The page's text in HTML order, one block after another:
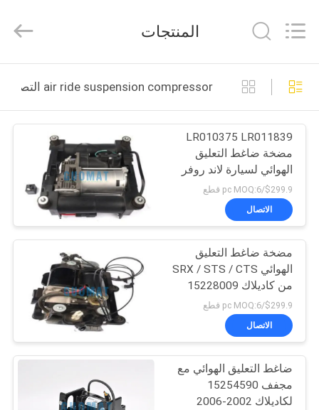
الصفحة
الرئيسية
منتجات
معلومات
جولة
المعمل
مراقبة
الجودة
Rights
المنتجات
air ride suspension compressor التصنيع عبر الإنترنت
LR010375 LR011839
مضخة ضاغط التعليق
الهوائي لسيارة لاند روفر
رينج روفر L322
$299.9/pc MOQ:6 قطع
الاتصال
مضخة ضاغط التعليق
الهوائي SRX / STS / CTS
من كاديلاك 15228009
88957190
$299.9/pc MOQ:6 قطع
الاتصال
ضاغط التعليق الهوائي مع
مجفف 15254590
لكاديلاك 2002-2006